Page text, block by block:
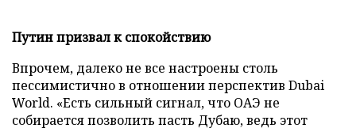
Путин призвал к спокойствию
Впрочем, далеко не все настроены столь
пессимистично в отношении перспектив Dubai
World. «Есть сильный сигнал, что ОАЭ не
собирается позволить пасть Дубаю, ведь этот